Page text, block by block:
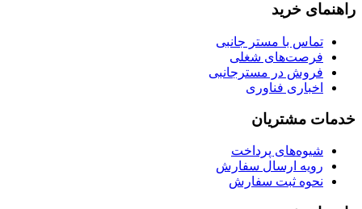
راهنمای خرید
تماس با مستر جانبی
فرصت‌های شغلی
فروش در مسترجانبی
اخباری فناوری
خدمات مشتریان
شیوه‌های پرداخت
رویه ارسال سفارش
نحوه ثبت سفارش